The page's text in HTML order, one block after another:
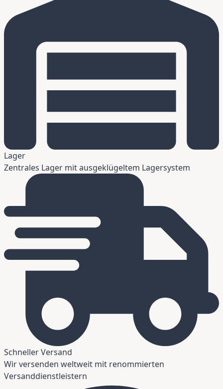
Lager
Zentrales Lager mit ausgeklügeltem Lagersystem
Schneller Versand
Wir versenden weltweit mit renommierten
Versanddienstleistern